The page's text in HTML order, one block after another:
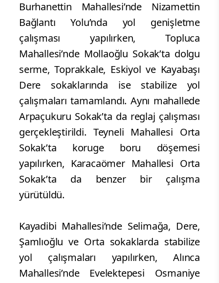
Burhanettin Mahallesi’nde Nizamettin
Bağlantı Yolu’nda yol genişletme
çalışması yapılırken, Topluca
Mahallesi’nde Mollaoğlu Sokak’ta dolgu
serme, Toprakkale, Eskiyol ve Kayabaşı
Dere sokaklarında ise stabilize yol
çalışmaları tamamlandı. Aynı mahallede
Arpaçukuru Sokak’ta da reglaj çalışması
gerçekleştirildi. Teyneli Mahallesi Orta
Sokak’ta koruge boru döşemesi
yapılırken, Karacaömer Mahallesi Orta
Sokak’ta da benzer bir çalışma
yürütüldü.
Kayadibi Mahallesi’nde Selimağa, Dere,
Şamlıoğlu ve Orta sokaklarda stabilize
yol çalışmaları yapılırken, Alınca
Mahallesi’nde Evelektepesi Osmaniye